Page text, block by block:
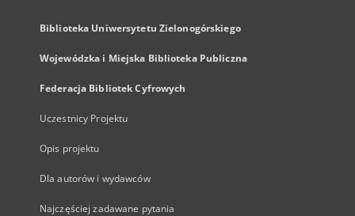
Biblioteka Uniwersytetu Zielonogórskiego
Wojewódzka i Miejska Biblioteka Publiczna
Federacja Bibliotek Cyfrowych
Uczestnicy Projektu
Opis projektu
Dla autorów i wydawców
Najczęściej zadawane pytania